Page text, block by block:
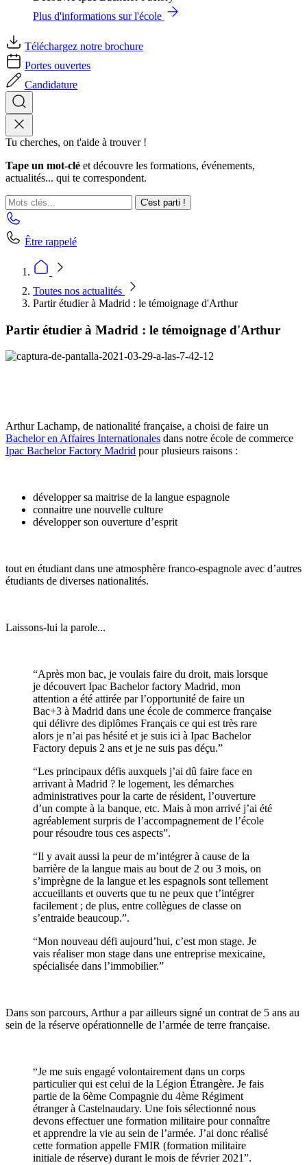
Plus d'informations sur l'école
Téléchargez notre brochure
Portes ouvertes
Candidature
Tu cherches, on t'aide à trouver !
Tape un mot-clé et découvre les formations, événements,
actualités... qui te correspondent.
C'est parti !
Être rappelé
Toutes nos actualités
Partir étudier à Madrid : le témoignage d'Arthur
Partir étudier à Madrid : le témoignage d'Arthur
Arthur Lachamp, de nationalité française, a choisi de faire un
Bachelor en Affaires Internationales dans notre école de commerce
Ipac Bachelor Factory Madrid pour plusieurs raisons :
développer sa maitrise de la langue espagnole
connaitre une nouvelle culture
développer son ouverture d’esprit
tout en étudiant dans une atmosphère franco-espagnole avec d’autres
étudiants de diverses nationalités.
Laissons-lui la parole...
“Après mon bac, je voulais faire du droit, mais lorsque
je découvert Ipac Bachelor factory Madrid, mon
attention a été attirée par l’opportunité de faire un
Bac+3 à Madrid dans une école de commerce française
qui délivre des diplômes Français ce qui est très rare
alors je n’ai pas hésité et je suis ici à Ipac Bachelor
Factory depuis 2 ans et je ne suis pas déçu.”
“Les principaux défis auxquels j’ai dû faire face en
arrivant à Madrid ? le logement, les démarches
administratives pour la carte de résident, l’ouverture
d’un compte à la banque, etc. Mais à mon arrivé j’ai été
agréablement surpris de l’accompagnement de l’école
pour résoudre tous ces aspects”.
“Il y avait aussi la peur de m’intégrer à cause de la
barrière de la langue mais au bout de 2 ou 3 mois, on
s’imprègne de la langue et les espagnols sont tellement
accueillants et ouverts que tu ne peux que t’intégrer
facilement ; de plus, entre collègues de classe on
s’entraide beaucoup.”.
“Mon nouveau défi aujourd’hui, c’est mon stage. Je
vais réaliser mon stage dans une entreprise mexicaine,
spécialisée dans l’immobilier.”
Dans son parcours, Arthur a par ailleurs signé un contrat de 5 ans au
sein de la réserve opérationnelle de l’armée de terre française.
“Je me suis engagé volontairement dans un corps
particulier qui est celui de la Légion Étrangère. Je fais
partie de la 6ème Compagnie du 4ème Régiment
étranger à Castelnaudary. Une fois sélectionné nous
devons effectuer une formation militaire pour connaître
et apprendre la vie au sein de l’armée. J’ai donc réalisé
cette formation appelle FMIR (formation militaire
initiale de réserve) durant le mois de février 2021”.